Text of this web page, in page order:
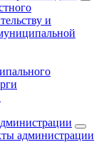
и
администрации